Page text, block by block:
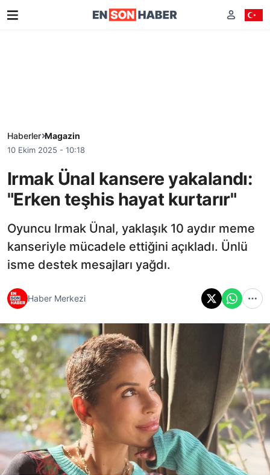
Haberler Magazin
10 Ekim 2025 - 10:18
Irmak Ünal kansere yakalandı:
"Erken teşhis hayat kurtarır"
Oyuncu Irmak Ünal, yaklaşık 10 aydır meme
kanseriyle mücadele ettiğini açıkladı. Ünlü
isme destek mesajları yağdı.
Haber Merkezi